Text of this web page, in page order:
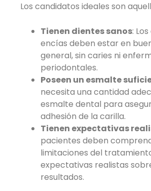
Los candidatos ideales son
Tienen dientes sanos:
encías deben estar en
general, sin caries ni
periodontales.
Poseen un esmalte
necesita una cantidad
esmalte dental para
adhesión de la carilla.
Tienen expectativas
pacientes deben
limitaciones del
expectativas realistas
resultados.